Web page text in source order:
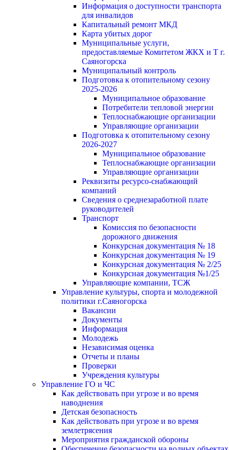
Информация о доступности транспорта
для инвалидов
Капитальный ремонт МКД
Карта убитых дорог
Муниципальные услуги,
предоставляемые Комитетом ЖКХ и Т г.
Саяногорска
Муниципальный контроль
Подготовка к отопительному сезону
2025-2026
Муниципальное образование
Потребители тепловой энергии
Теплоснабжающие организации
Управляющие организации
Подготовка к отопительному сезону
2026-2027
Муниципальное образование
Теплоснабжающие организации
Управляющие организации
Реквизиты ресурсо-снабжающий
компаний
Сведения о среднезаработной плате
руководителей
Транспорт
Комиссия по безопасности
дорожного движения
Конкурсная документация № 18
Конкурсная документация № 19
Конкурсная документация № 2/25
Конкурсная документация №1/25
Управляющие компании, ТСЖ
Управление культуры, спорта и молодежной
политики г.Саяногорска
Вакансии
Документы
Информация
Молодежь
Независимая оценка
Отчеты и планы
Проверки
Учреждения культуры
Управление ГО и ЧС
Как действовать при угрозе и во время
наводнения
Детская безопасность
Как действовать при угрозе и во время
землетрясения
Мероприятия гражданской обороны